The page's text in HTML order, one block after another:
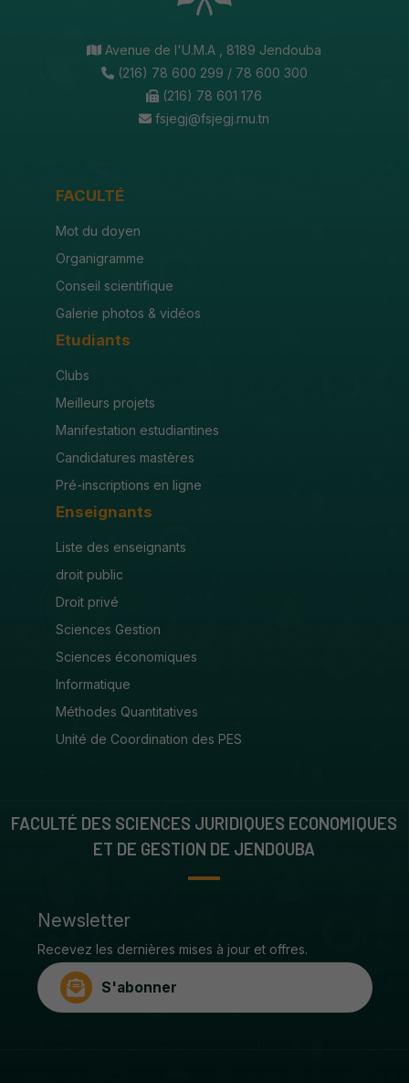
Avenue de l'U.M.A , 8189 Jendouba
(216) 78 600 299 / 78 600 300
(216) 78 601 176
fsjegj@fsjegj.rnu.tn
FACULTÉ
Mot du doyen
Organigramme
Conseil scientifique
Galerie photos & vidéos
Etudiants
Clubs
Meilleurs projets
Manifestation estudiantines
Candidatures mastères
Pré-inscriptions en ligne
Enseignants
Liste des enseignants
droit public
Droit privé
Sciences Gestion
Sciences économiques
Informatique
Méthodes Quantitatives
Unité de Coordination des PES
FACULTÉ DES SCIENCES JURIDIQUES ECONOMIQUES
ET DE GESTION DE JENDOUBA
Newsletter
Recevez les dernières mises à jour et offres.
S'abonner